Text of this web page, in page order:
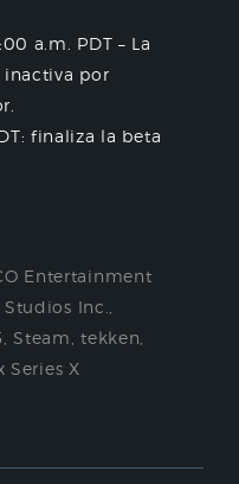
a.m. PDT – La
inactiva por
finaliza la beta
Entertainment
Inc.
,Steam ,tekken
Series X